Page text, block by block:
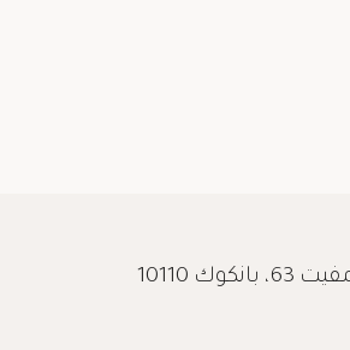
الطابق الأرضي، مبنى مودرن تاون، 87/104 سوخومفيت 63، بانكوك 10110